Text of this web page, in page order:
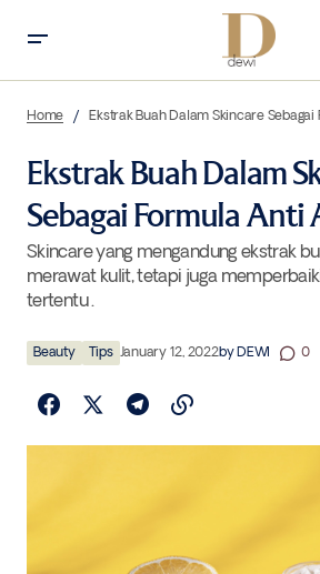
Home Ekstrak Buah Dalam Skincare
Ekstrak Buah Dalam
Sebagai Formula Anti
Skincare yang mengandung ekstrak
merawat kulit, tetapi juga
tertentu .
Beauty Tips January 12, 2022byDEWI 0